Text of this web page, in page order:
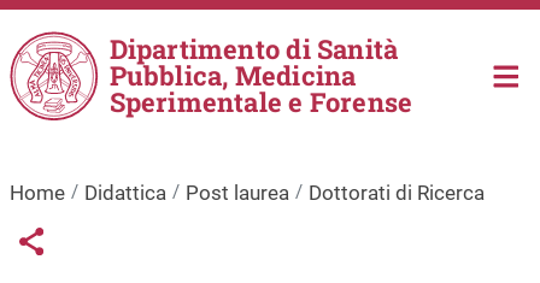
Salta al contenuto principale
Dipartimento di Sanità
Pubblica, Medicina
Sperimentale e Forense
Home Didattica Post laurea Dottorati di Ricerca
Links condivisione social
Share button